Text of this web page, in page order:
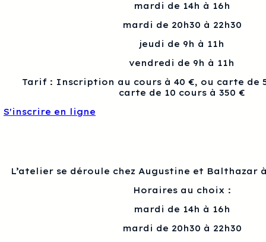
mardi de 14h à 16h
mardi de 20h30 à 22h30
jeudi de 9h à 11h
vendredi de 9h à 11h
Tarif : Inscription au cours à 40 €, ou carte de
carte de 10 cours à 350 €
S'inscrire en ligne
L’atelier se déroule chez Augustine et Balthazar
Horaires au choix :
mardi de 14h à 16h
mardi de 20h30 à 22h30